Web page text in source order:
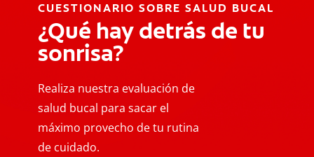
CUESTIONARIO SOBRE SALUD BUCAL
¿Qué hay detrás de tu
sonrisa?
Realiza nuestra evaluación de
salud bucal para sacar el
máximo provecho de tu rutina
de cuidado.